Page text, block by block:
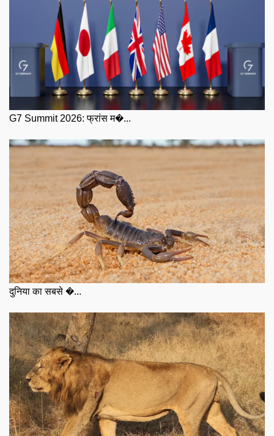
G7 Summit 2026: फ्रांस म�...
दुनिया का सबसे �...